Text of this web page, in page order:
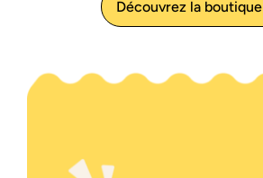
Découvrez la boutique